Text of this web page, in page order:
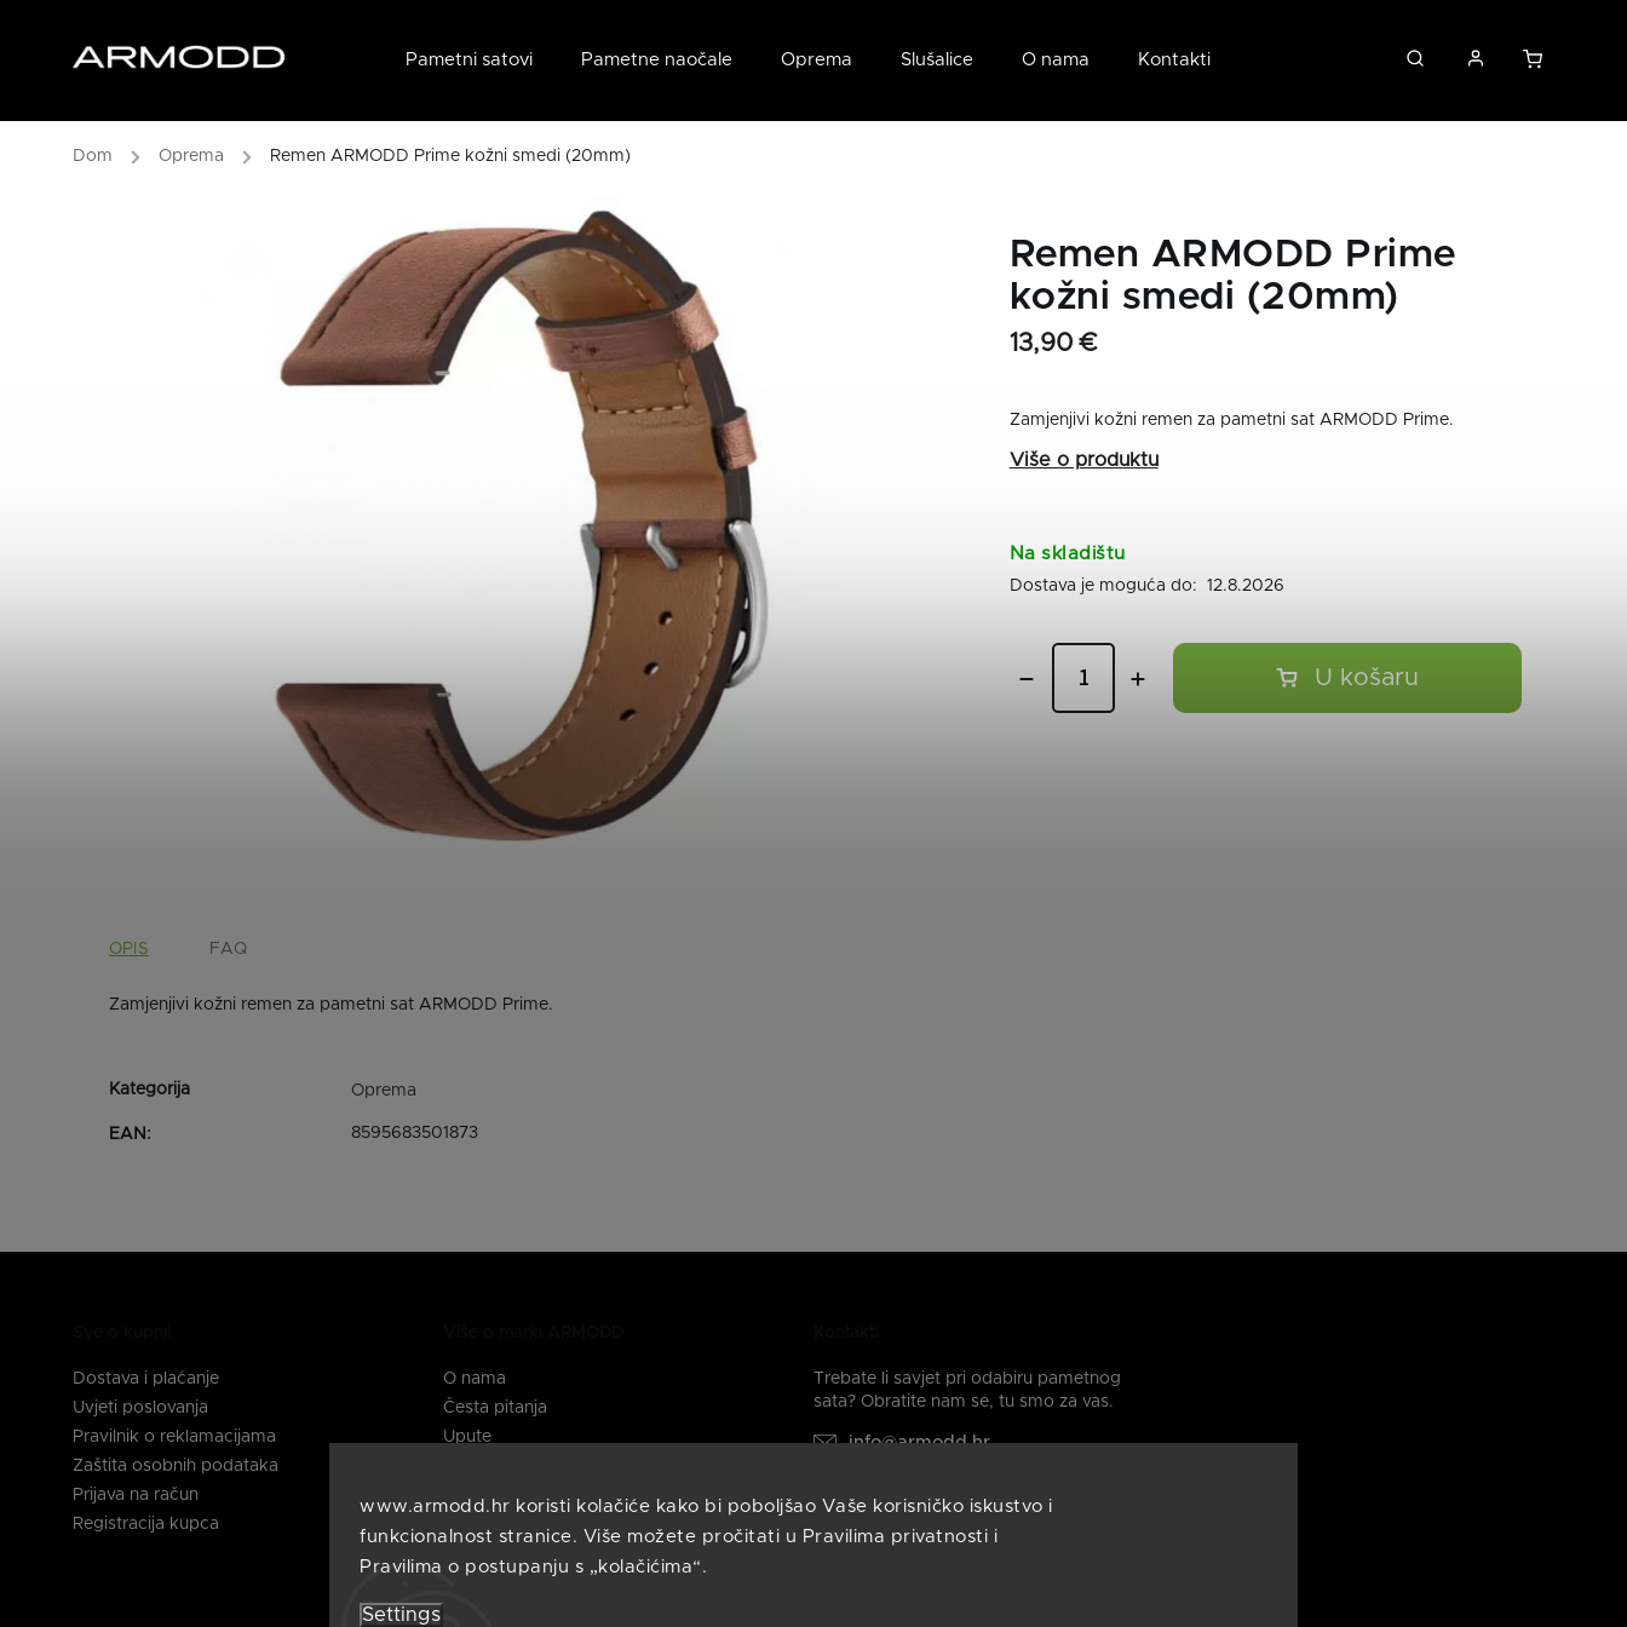
www.armodd.hr koristi kolačiće kako bi poboljšao Vaše korisničko iskustvo i
funkcionalnost stranice. Više možete pročitati u Pravilima privatnosti i
Pravilima o postupanju s „kolačićima“.
Settings
Pametni satovi Pametne naočale Oprema Slušalice O nama Kontakti
/ Oprema / Remen ARMODD Prime kožni smedi (20mm)
Remen ARMODD Prime
kožni smedi (20mm)
13,90 €
Zamjenjivi kožni remen za pametni sat ARMODD Prime.
Na skladištu
12.8.2026
OPIS FAQ
Zamjenjivi kožni remen za pametni sat ARMODD Prime.
Oprema
EAN : 8595683501873
Dostava i plaćanje
Uvjeti poslovanja
Pravilnik o reklamacijama
Zaštita osobnih podataka
Prijava na račun
Registracija kupca
O nama
Česta pitanja
Upute
Pratite nas na društvenim mrežama:
Trebate li savjet pri odabiru pametnog
sata? Obratite nam se, tu smo za vas.
info@armodd.hr